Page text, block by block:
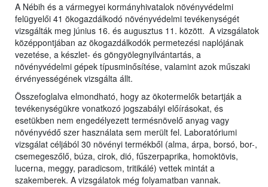
A Nébih és a vármegyei kormányhivatalok növényvédelmi
felügyelői 41 ökogazdálkodó növényvédelmi tevékenységét
vizsgálták meg június 16. és augusztus 11. között. A vizsgálatok
középpontjában az ökogazdálkodók permetezési naplójának
vezetése, a készlet- és göngyölegnyilvántartás, a
növényvédelmi gépek típusminősítése, valamint azok műszaki
érvényességének vizsgálta állt.
Összefoglalva elmondható, hogy az ökotermelők betartják a
tevékenységükre vonatkozó jogszabályi előírásokat, és
esetükben nem engedélyezett termésnövelő anyag vagy
növényvédő szer használata sem merült fel. Laboratóriumi
vizsgálat céljából 30 növényi termékből (alma, árpa, borsó, bor-,
csemegeszőlő, búza, cirok, dió, fűszerpaprika, homoktövis,
lucerna, meggy, paradicsom, tritikálé) vettek mintát a
szakemberek. A vizsgálatok még folyamatban vannak.